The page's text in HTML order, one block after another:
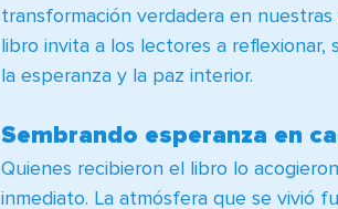
transformación verdadera en
libro invita a los lectores a
la esperanza y la paz interior.
Sembrando esperanza en
Quienes recibieron el libro lo
inmediato. La atmósfera que se vivió